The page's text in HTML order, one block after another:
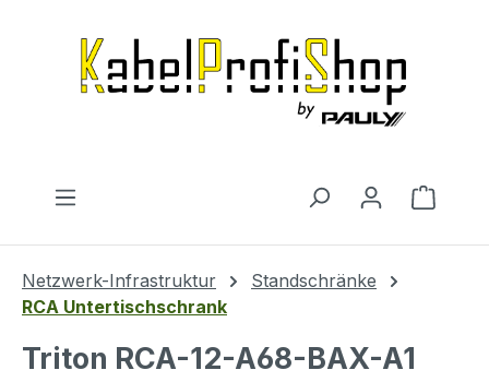
Netzwerk-Infrastruktur
Standschränke
RCA Untertischschrank
Triton RCA-12-A68-BAX-A1